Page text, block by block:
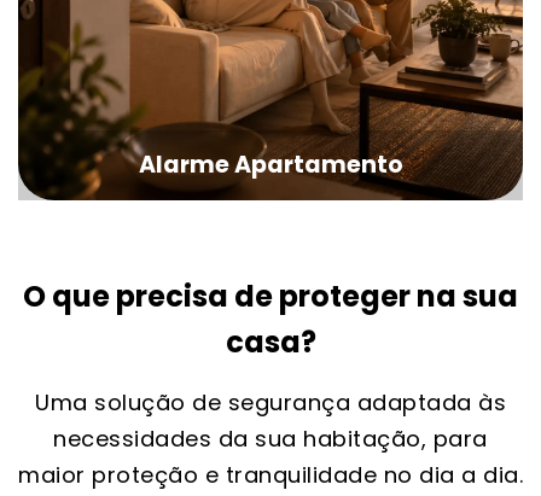
Alarme Apartamento
O que precisa de proteger na sua
casa?
Uma solução de segurança adaptada às
necessidades da sua habitação, para
maior proteção e tranquilidade no dia a dia.